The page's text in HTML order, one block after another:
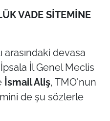
VADE SİTEMİNE
devasa
İl Genel Meclis
İsmail Aliş, TMO'nun
de şu sözlerle